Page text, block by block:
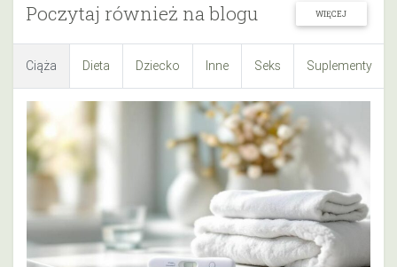
Poczytaj również na blogu WIĘCEJ
Ciąża Dieta Dziecko Inne Seks Suplementy